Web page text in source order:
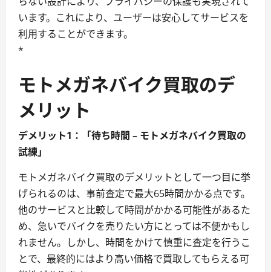
います。これにより、ユーザーは安心してサービスを
利用することができます。
*
モトメガネバイク買取のデ
メリット
デメリット1：「待ち時間 – モトメガネバイク買取の
試練」
モトメガネバイク買取のデメリットとして一つ目に挙
げられるのは、事前査定で最大65時間かかる点です。
他のサービスと比較して時間がかかる可能性があるた
め、急いでバイクを売りたい方にとっては不便かもし
れません。しかし、時間をかけて慎重に査定を行うこ
とで、最終的にはより高い価格で買取してもらえる可